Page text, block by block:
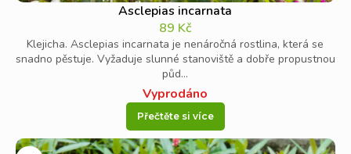
Asclepias incarnata
89 Kč
Klejicha. Asclepias incarnata je nenáročná rostlina, která se
snadno pěstuje. Vyžaduje slunné stanoviště a dobře propustnou
půd...
Vyprodáno
Přečtěte si více